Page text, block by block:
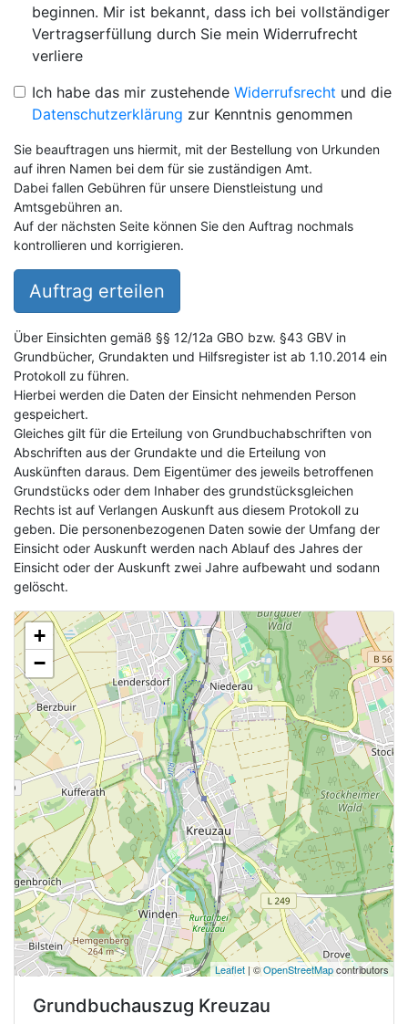
beginnen. Mir ist bekannt, dass ich bei vollständiger
Vertragserfüllung durch Sie mein Widerrufrecht
verliere
Ich habe das mir zustehende Widerrufsrecht und die
Datenschutzerklärung zur Kenntnis genommen
Sie beauftragen uns hiermit, mit der Bestellung von Urkunden
auf ihren Namen bei dem für sie zuständigen Amt.
Dabei fallen Gebühren für unsere Dienstleistung und
Amtsgebühren an.
Auf der nächsten Seite können Sie den Auftrag nochmals
kontrollieren und korrigieren.
Auftrag erteilen
Über Einsichten gemäß §§ 12/12a GBO bzw. §43 GBV in
Grundbücher, Grundakten und Hilfsregister ist ab 1.10.2014 ein
Protokoll zu führen.
Hierbei werden die Daten der Einsicht nehmenden Person
gespeichert.
Gleiches gilt für die Erteilung von Grundbuchabschriften von
Abschriften aus der Grundakte und die Erteilung von
Auskünften daraus. Dem Eigentümer des jeweils betroffenen
Grundstücks oder dem Inhaber des grundstücksgleichen
Rechts ist auf Verlangen Auskunft aus diesem Protokoll zu
geben. Die personenbezogenen Daten sowie der Umfang der
Einsicht oder Auskunft werden nach Ablauf des Jahres der
Einsicht oder der Auskunft zwei Jahre aufbewaht und sodann
gelöscht.
+
−
Leaflet | ©OpenStreetMapcontributors
Grundbuchauszug Kreuzau